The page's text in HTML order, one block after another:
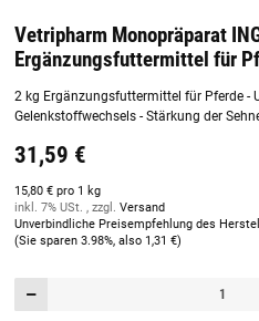
Vetripharm Monopräparat
Ergänzungsfuttermittel für
2 kg Ergänzungsfuttermittel für Pferde -
Gelenkstoffwechsels - Stärkung der
31,59 €
15,80 € pro 1 kg
inkl. 7% USt. , zzgl. Versand
Unverbindliche Preisempfehlung des
(Sie sparen 3.98%, also 1,31 €)